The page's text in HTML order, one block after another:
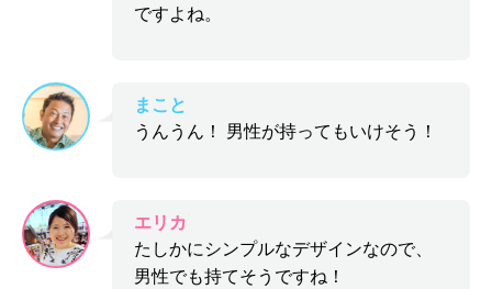
ですよね。
まこと
うんうん！ 男性が持ってもいけそう！
エリカ
たしかにシンプルなデザインなので、
男性でも持てそうですね！